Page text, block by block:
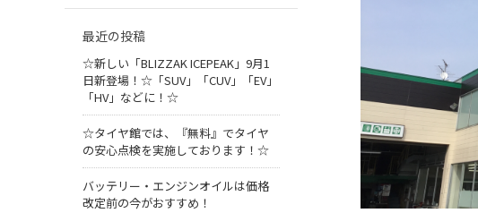
最近の投稿
☆新しい「BLIZZAK ICEPEAK」9月1
日新登場！☆「SUV」「CUV」「EV」
「HV」などに！☆
☆タイヤ館では、『無料』でタイヤ
の安心点検を実施しております！☆
バッテリー・エンジンオイルは価格
改定前の今がおすすめ！